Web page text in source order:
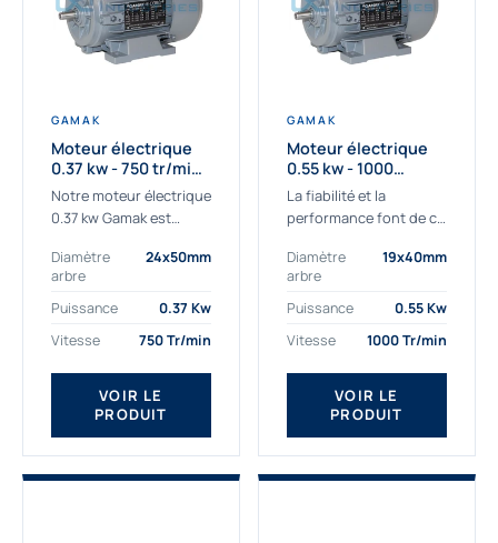
GAMAK
Moteur électrique
0.37 kw - 750 tr/min -
230/400V - IE3
Notre moteur électrique
0.37 kw Gamak est
aux applications
sévères. Nous
déterminons,
fournissons
des moteurs
asynchrones depuis de
nombreuses années....
Diamètre
arbre
24x50mm
Puissance
0.37 Kw
Vitesse
750 Tr/min
VOIR LE
PRODUIT
GAMAK
Moteur électrique
0.55 kw - 1000
Tr/min - 230/400V -
IE2
La fiabilité et la
performance font de ce
0.55kw un
indispensable de votre
production. Ce moteur
être alimenté...
Diamètre
arbre
19x40mm
Puissance
0.55 Kw
Vitesse
1000 Tr/min
VOIR LE
PRODUIT